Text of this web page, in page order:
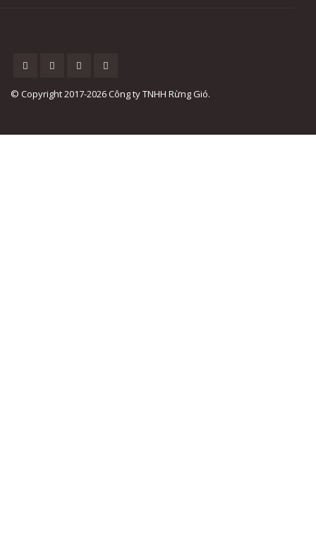
© Copyright 2017-2026 Công ty TNHH Rừng Gió.